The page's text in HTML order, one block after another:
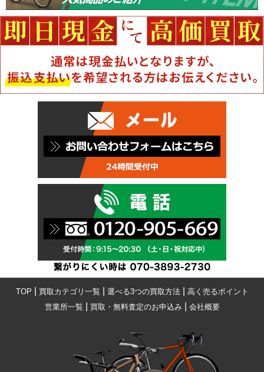
TOP 買取カテゴリ一覧 選べる3つの買取方法| 高く売るポイント
営業所一覧
買取・無料査定のお申込み| 会社概要